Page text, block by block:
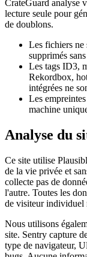
CrateGuard analyse
lecture seule pour
de doublons.
Les fichiers ne
supprimés
Les tags ID3,
Rekordbox,
intégrées ne
Les
machine
Analyse du
Ce site utilise
de la vie privée et
collecte pas de
l'autre. Toutes les
de visiteur individuel
Nous utilisons
site. Sentry capture
type de navigateur,